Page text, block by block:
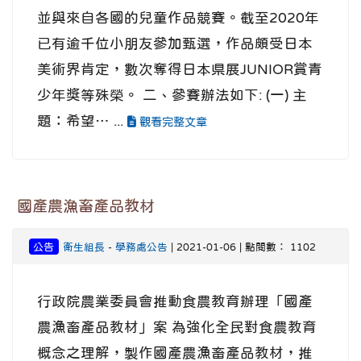
並與來自各國的兒童作品競賽。截至2020年
已有逾千位小朋友參加甄選，作品頗受日本
美術界肯定，數次奪得日本県展JUNIOR賞青
少年獎等殊榮。 二、參賽辦法如下: (一) 主
題：希望… ...
觀看完整文章
國產農漁畜產品教材
公告 衛生組長 - 學務處公告 | 2021-01-06 | 點閱數： 1102
行政院農業委員會推動食農教育辦理「國產
農漁畜產品教材」案 為強化全民對食農教育
概念之理解，製作國產農漁畜產品教材，推